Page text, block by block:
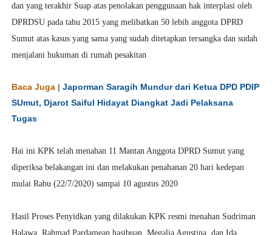
dan yang terakhir Suap atas penolakan penggunaan hak interplasi oleh
DPRDSU pada tahu 2015 yang melibatkan 50 lebih anggota DPRD
Sumut atas kasus yang sama yang sudah ditetapkan tersangka dan sudah
menjalani hukuman di rumah pesakitan
Baca Juga| Japorman Saragih Mundur dari Ketua DPD PDIP
SUmut, Djarot Saiful Hidayat Diangkat Jadi Pelaksana
Tugas
Hai ini KPK telah menahan 11 Mantan Anggota DPRD Sumut yang
diperiksa belakangan ini dan melakukan penahanan 20 hari kedepan
mulai Rabu (22/7/2020) sampai 10 agustus 2020
Hasil Proses Penyidkan yang dilakukan KPK resmi menahan Sudriman
Halawa, Rahmad Pardamean hasibuan, Megalia Agustina, dan Ida